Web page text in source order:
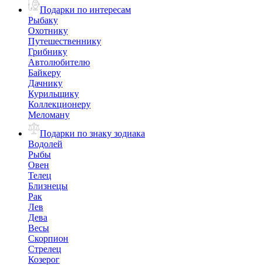
Подарки по интересам
Рыбаку
Охотнику
Путешественнику
Грибнику
Автолюбителю
Байкеру
Дачнику
Курильщику
Коллекционеру
Меломану
Подарки по знаку зодиака
Водолей
Рыбы
Овен
Телец
Близнецы
Рак
Лев
Дева
Весы
Скорпион
Стрелец
Козерог